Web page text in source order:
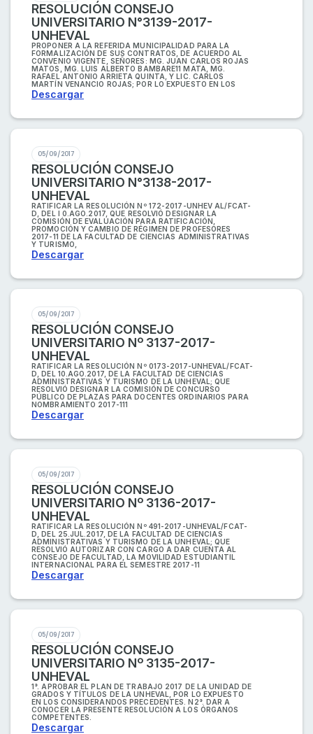
RESOLUCIÓN CONSEJO
UNIVERSITARIO N°3139-2017-
UNHEVAL
PROPONER A LA REFERIDA MUNICIPALIDAD PARA LA
FORMALIZACIÓN DE SUS CONTRATOS, DE ACUERDO AL
CONVENIO VIGENTE, SEÑORES: MG. JUAN CARLOS ROJAS
MATOS, MG. LUIS ALBERTO BAMBARE11 MATA, MG.
RAFAEL ANTONIO ARRIETA QUINTA, Y LIC. CARLOS
MARTÍN VENANCIO ROJAS; POR LO EXPUESTO EN LOS
Descargar
05/09/2017
RESOLUCIÓN CONSEJO
UNIVERSITARIO N°3138-2017-
UNHEVAL
RATIFICAR LA RESOLUCIÓN Nº 172-2017-UNHEV AL/FCAT-
D, DEL I 0.AGO.2017, QUE RESOLVIÓ DESIGNAR LA
COMISIÓN DE EVALUACIÓN PARA RATIFICACIÓN,
PROMOCIÓN Y CAMBIO DE RÉGIMEN DE PROFESORES
2017-11 DE LA FACULTAD DE CIENCIAS ADMINISTRATIVAS
Y TURISMO,
Descargar
05/09/2017
RESOLUCIÓN CONSEJO
UNIVERSITARIO Nº 3137-2017-
UNHEVAL
RATIFICAR LA RESOLUCIÓN Nº 0173-2017-UNHEVAL/FCAT-
D, DEL 10.AGO.2017, DE LA FACULTAD DE CIENCIAS
ADMINISTRATIVAS Y TURISMO DE LA UNHEVAL; QUE
RESOLVIÓ DESIGNAR LA COMISIÓN DE CONCURSO
PÚBLICO DE PLAZAS PARA DOCENTES ORDINARIOS PARA
NOMBRAMIENTO 2017-111
Descargar
05/09/2017
RESOLUCIÓN CONSEJO
UNIVERSITARIO Nº 3136-2017-
UNHEVAL
RATIFICAR LA RESOLUCIÓN Nº 491-2017-UNHEVAL/FCAT-
D, DEL 25.JUL.2017, DE LA FACULTAD DE CIENCIAS
ADMINISTRATIVAS Y TURISMO DE LA UNHEVAL; QUE
RESOLVIÓ AUTORIZAR CON CARGO A DAR CUENTA AL
CONSEJO DE FACULTAD, LA MOVILIDAD ESTUDIANTIL
INTERNACIONAL PARA EL SEMESTRE 2017-11
Descargar
05/09/2017
RESOLUCIÓN CONSEJO
UNIVERSITARIO Nº 3135-2017-
UNHEVAL
1°. APROBAR EL PLAN DE TRABAJO 2017 DE LA UNIDAD DE
GRADOS Y TÍTULOS DE LA UNHEVAL, POR LO EXPUESTO
EN LOS CONSIDERANDOS PRECEDENTES. N2°. DAR A
CONOCER LA PRESENTE RESOLUCIÓN A LOS ÓRGANOS
COMPETENTES.
Descargar